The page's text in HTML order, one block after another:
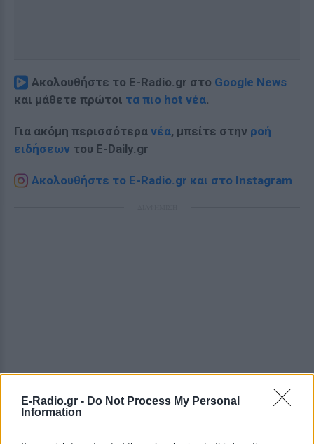
E-Radio.gr - Do Not Process My Personal
Information
Ακολουθήστε το E-Radio.gr στο Google News
και μάθετε πρώτοι τα πιο hot νέα.
Για ακόμη περισσότερα νέα, μπείτε στην ροή
ειδήσεων του E-Daily.gr
Ακολουθήστε το E-Radio.gr και στο Instagram